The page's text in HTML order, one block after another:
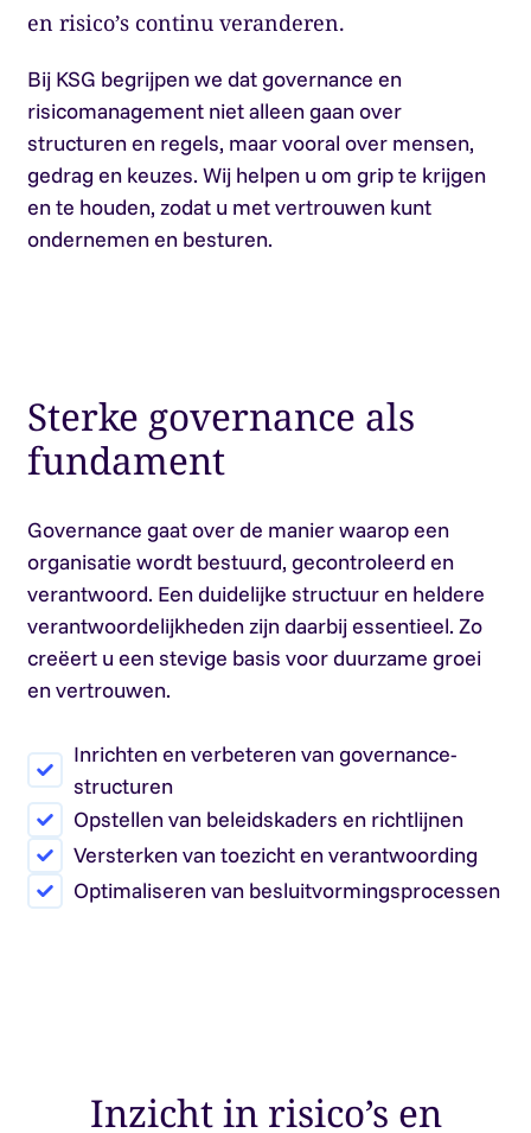
en risico’s continu veranderen.
Bij KSG begrijpen we dat governance en
risicomanagement niet alleen gaan over
structuren en regels, maar vooral over mensen,
gedrag en keuzes. Wij helpen u om grip te krijgen
en te houden, zodat u met vertrouwen kunt
ondernemen en besturen.
Sterke governance als
fundament
Governance gaat over de manier waarop een
organisatie wordt bestuurd, gecontroleerd en
verantwoord. Een duidelijke structuur en heldere
verantwoordelijkheden zijn daarbij essentieel. Zo
creëert u een stevige basis voor duurzame groei
en vertrouwen.
Inrichten en verbeteren van governance-
structuren
Opstellen van beleidskaders en richtlijnen
Versterken van toezicht en verantwoording
Optimaliseren van besluitvormingsprocessen
Inzicht in risico’s en